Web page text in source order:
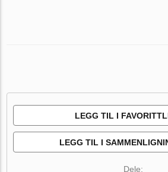
LEGG TIL I
LEGG TIL I
Dele: